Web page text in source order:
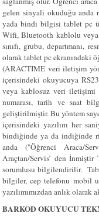
gelen sinyali okuduğu anda
yada bindi bilgisi tablet pc
Wifi, Bluetooth kablolu veya
sınıfı, grubu, departmanı,
olarak tablet pc ekranındaki
(ARACTIME veri iletişim
içerisindeki okuyucuya
veya kablosuz veri
numarası, tarih ve saat
geliştirilmiştir. Bu yöntem
içerisindeki yazılım her
bindiğinde ya da indiğinde
anda ("Öğrenci Araca/
Araçtan/Servis’ den
sorumlusu bilgilendirilir.
bilgiler, cep telefonu mobil
yazılımımızdan anlık olarak
BARKOD OKUYUCU